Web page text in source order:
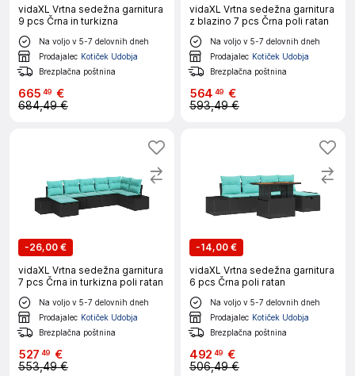
vidaXL Vrtna sedežna garnitura
9 pcs Črna in turkizna
Na voljo v 5-7 delovnih dneh
Prodajalec Kotiček Udobja
Brezplačna poštnina
665 49 €
684,49 €
vidaXL Vrtna sedežna garnitura
z blazino 7 pcs Črna poli ratan
Na voljo v 5-7 delovnih dneh
Prodajalec Kotiček Udobja
Brezplačna poštnina
564 49 €
593,49 €
-26,00 €
vidaXL Vrtna sedežna garnitura
7 pcs Črna in turkizna poli ratan
Na voljo v 5-7 delovnih dneh
Prodajalec Kotiček Udobja
Brezplačna poštnina
527 49 €
553,49 €
-14,00 €
vidaXL Vrtna sedežna garnitura
6 pcs Črna poli ratan
Na voljo v 5-7 delovnih dneh
Prodajalec Kotiček Udobja
Brezplačna poštnina
492 49 €
506,49 €